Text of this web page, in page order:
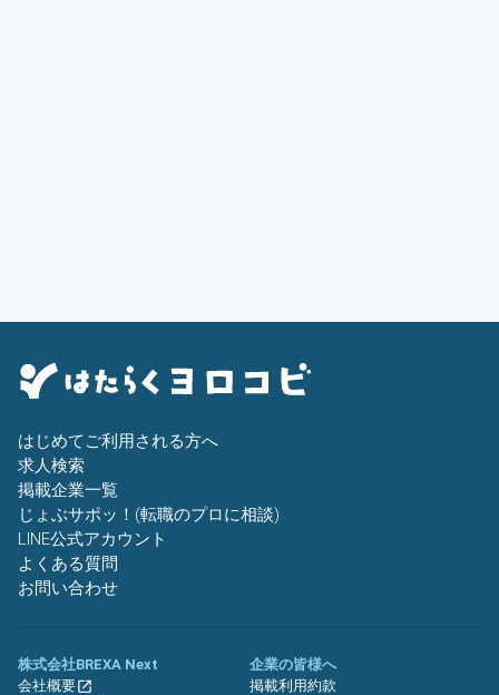
はじめてご利用される方へ
求人検索
掲載企業一覧
じょぶサポッ！(転職のプロに相談)
LINE公式アカウント
よくある質問
お問い合わせ
株式会社BREXA Next
会社概要
企業の皆様へ
掲載利用約款